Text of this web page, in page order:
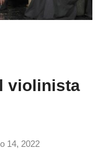
violinista
14, 2022